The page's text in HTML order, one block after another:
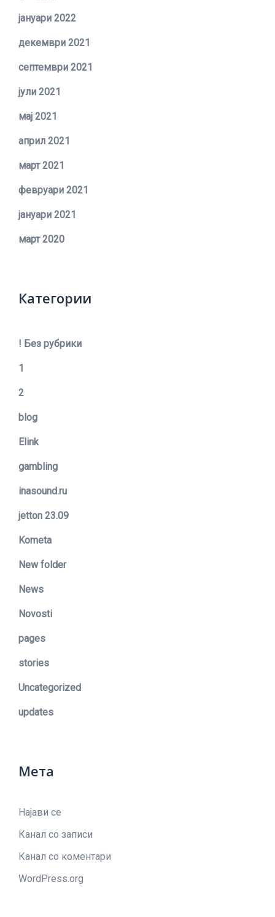
јануари 2022
декември 2021
септември 2021
јули 2021
мај 2021
април 2021
март 2021
февруари 2021
јануари 2021
март 2020
Категории
! Без рубрики
1
2
blog
Elink
gambling
inasound.ru
jetton 23.09
Kometa
New folder
News
Novosti
pages
stories
Uncategorized
updates
Мета
Најави се
Канал со записи
Канал со коментари
WordPress.org